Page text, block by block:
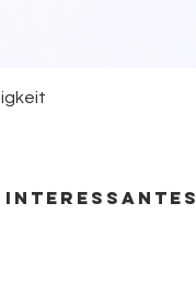
INTERESSANTES